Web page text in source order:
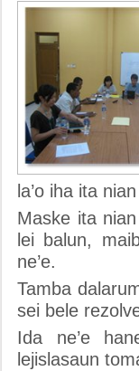
la’o iha ita
Maske ita
lei balun,
ne’e.
Tamba
sei bele
Ida ne’e
lejislasaun